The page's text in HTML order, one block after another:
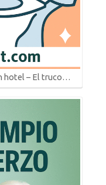
hotel – El truco…